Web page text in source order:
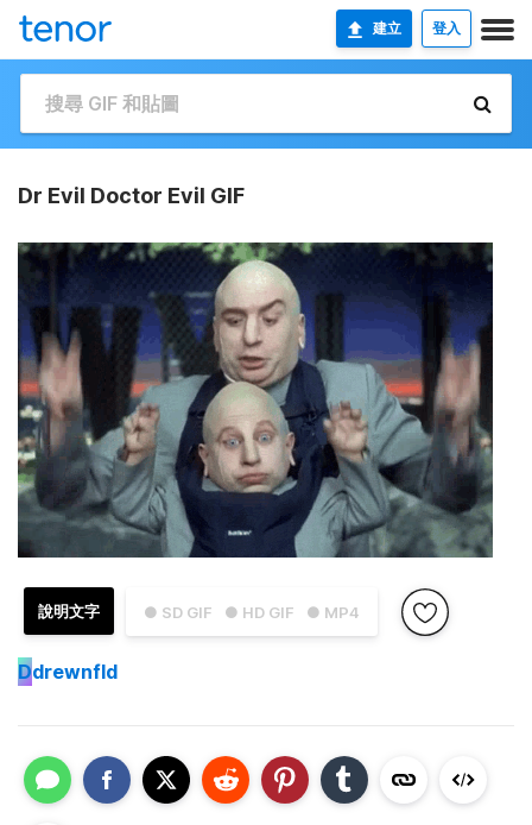
建立 登入
Dr Evil Doctor Evil GIF
● SD GIF ● HD GIF ● MP4
說明文字
Ddrewnfld